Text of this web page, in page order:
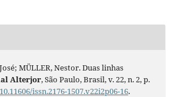
MÜLLER, Nestor. Duas linhas
Alterjor, São Paulo, Brasil, v. 22, n. 2, p.
10.11606/issn.2176-1507.v22i2p06-16.